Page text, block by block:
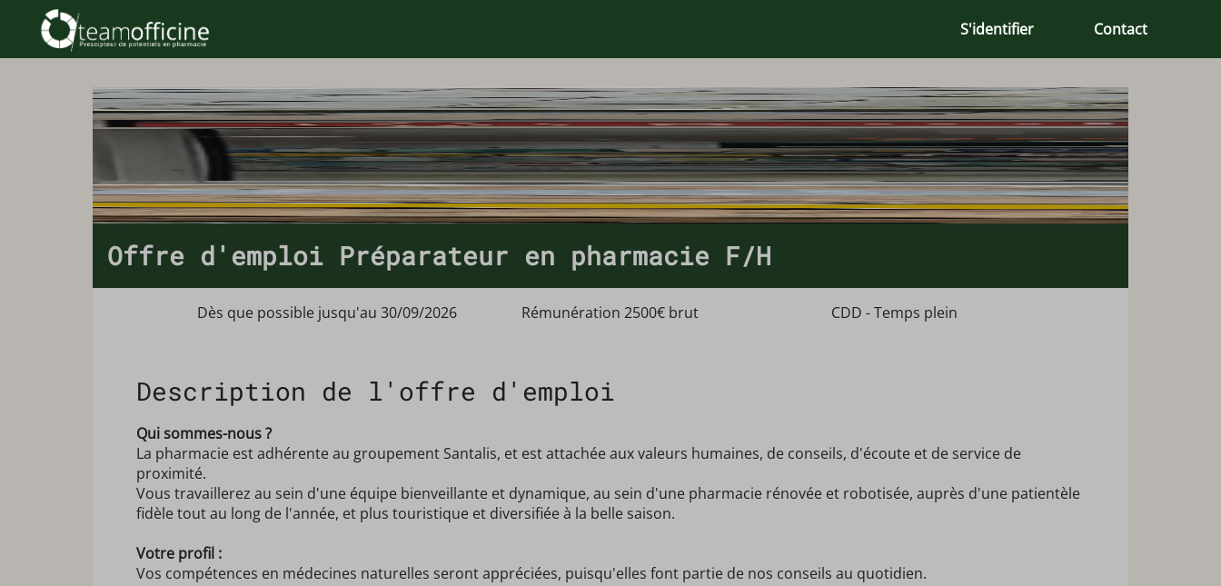
S'identifier Contact
Offre d'emploi Préparateur en pharmacie F/H
Dès que possible jusqu'au 30/09/2026 Rémunération 2500€ brut CDD - Temps plein
Description de l'offre d'emploi
Qui sommes-nous ?
La pharmacie est adhérente au groupement Santalis, et est attachée aux valeurs humaines, de conseils, d'écoute et de service de
proximité.
Vous travaillerez au sein d'une équipe bienveillante et dynamique, au sein d'une pharmacie rénovée et robotisée, auprès d'une patientèle
fidèle tout au long de l'année, et plus touristique et diversifiée à la belle saison.
Votre profil :
Vos compétences en médecines naturelles seront appréciées, puisqu'elles font partie de nos conseils au quotidien.